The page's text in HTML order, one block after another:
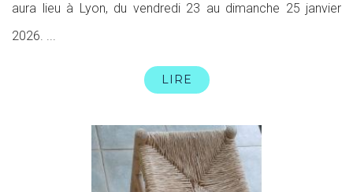
aura lieu à Lyon, du vendredi 23 au dimanche 25 janvier
2026. ...
LIRE